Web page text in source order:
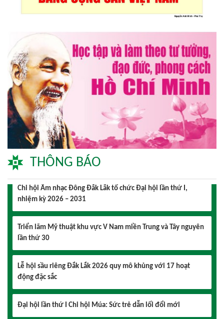
THÔNG BÁO
lần thứ 30
Lễ hội sầu riêng Đắk Lắk 2026 quy mô khủng với 17 hoạt
động đặc sắc
Đại hội lần thứ I Chi hội Múa: Sức trẻ dẫn lối đổi mới
Đại hội lần thứ I Chi hội Nhiếp ảnh Đông Đắk Lắk nhiệm kỳ
2026 – 2031 thành công tốt đẹp
Chi hội Âm nhạc Đông Đắk Lắk tổ chức Đại hội lần thứ I,
nhiệm kỳ 2026 – 2031
lần thứ 30
động đặc sắc